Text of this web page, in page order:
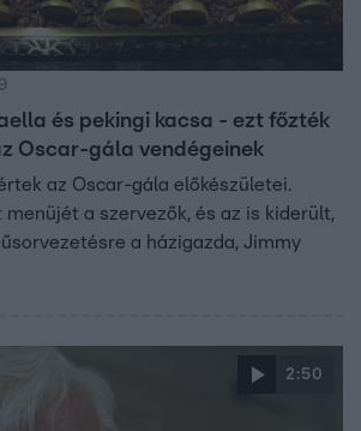
és pekingi kacsa - ezt főzték
Oscar-gála vendégeinek
az Oscar-gála előkészületei.
a szervezők, és az is kiderült,
a házigazda, Jimmy
2:50